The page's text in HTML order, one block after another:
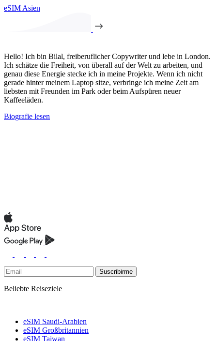
eSIM Asien
Hello! Ich bin Bilal, freiberuflicher Copywriter und lebe in London.
Ich schätze die Freiheit, von überall auf der Welt zu arbeiten, und
genau diese Energie stecke ich in meine Projekte. Wenn ich nicht
gerade hinter meinem Laptop sitze, verbringe ich meine Zeit am
liebsten mit Freunden im Park oder beim Aufspüren neuer
Kaffeeläden.
Biografie lesen
Suscribirme
Beliebte Reiseziele
eSIM Saudi-Arabien
eSIM Großbritannien
eSIM Taiwan